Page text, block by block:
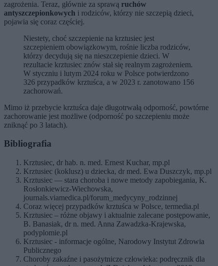
zagrożenia. Teraz, głównie za sprawą ruchów
antyszczepionkowych i rodziców, którzy nie szczepią dzieci,
pojawia się coraz częściej.
Niestety, choć szczepienie na krztusiec jest
szczepieniem obowiązkowym, rośnie liczba rodziców,
którzy decydują się na nieszczepienie dzieci. W
rezultacie krztusiec znów stał się realnym zagrożeniem.
W styczniu i lutym 2024 roku w Polsce potwierdzono
326 przypadków krztuśca, a w 2023 r. zanotowano 156
zachorowań.
Mimo iż przebycie krztuśca daje długotrwałą odporność, powtórne
zachorowanie jest możliwe (odporność po szczepieniu może
zniknąć po 3 latach).
Bibliografia
Krztusiec, dr hab. n. med. Ernest Kuchar, mp.pl
Krztusiec (koklusz) u dziecka, dr med. Ewa Duszczyk, mp.pl
Krztusiec — stara choroba i nowe metody zapobiegania, K.
Rosłonkiewicz-Wiechowska,
journals.viamedica.pl/forum_medycyny_rodzinnej
Coraz więcej przypadków krztuśca w Polsce, termedia.pl
Krztusiec – różne objawy i aktualnie zalecane postępowanie,
B. Banasiak, dr n. med. Anna Zawadzka-Krajewska,
podyplomie.pl
Krztusiec - informacje ogólne, Narodowy Instytut Zdrowia
Publicznego
Choroby zakaźne i pasożytnicze człowieka: podręcznik dla